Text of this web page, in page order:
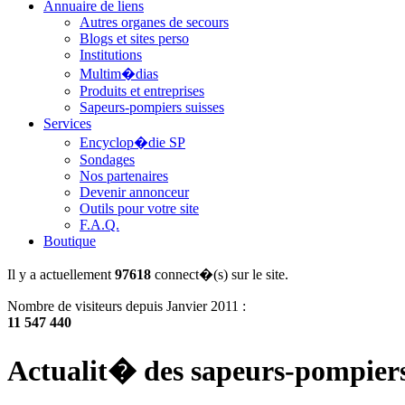
Annuaire de liens
Autres organes de secours
Blogs et sites perso
Institutions
Multim�dias
Produits et entreprises
Sapeurs-pompiers suisses
Services
Encyclop�die SP
Sondages
Nos partenaires
Devenir annonceur
Outils pour votre site
F.A.Q.
Boutique
Il y a actuellement 97618 connect�(s) sur le site.
Nombre de visiteurs depuis Janvier 2011 :
11 547 440
Actualit� des sapeurs-